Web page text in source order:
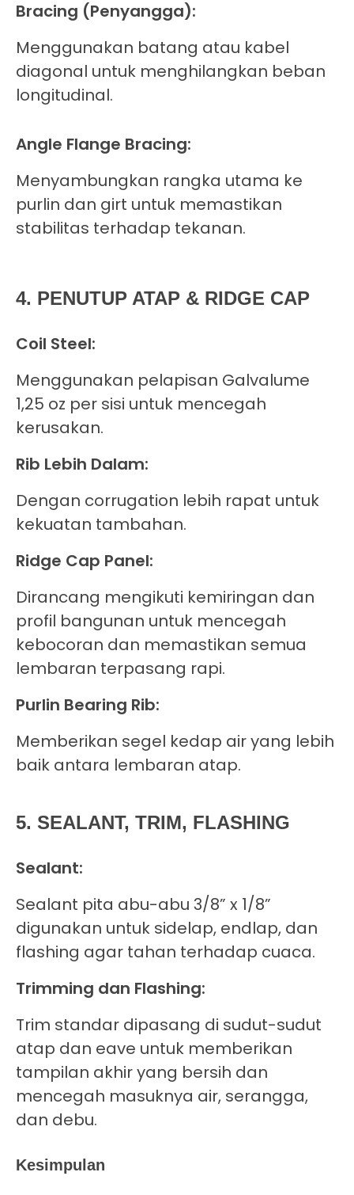
Bracing (Penyangga):
Menggunakan batang atau kabel
diagonal untuk menghilangkan beban
longitudinal.
Angle Flange Bracing:
Menyambungkan rangka utama ke
purlin dan girt untuk memastikan
stabilitas terhadap tekanan.
4. PENUTUP ATAP & RIDGE CAP
Coil Steel:
Menggunakan pelapisan Galvalume
1,25 oz per sisi untuk mencegah
kerusakan.
Rib Lebih Dalam:
Dengan corrugation lebih rapat untuk
kekuatan tambahan.
Ridge Cap Panel:
Dirancang mengikuti kemiringan dan
profil bangunan untuk mencegah
kebocoran dan memastikan semua
lembaran terpasang rapi.
Purlin Bearing Rib:
Memberikan segel kedap air yang lebih
baik antara lembaran atap.
5. SEALANT, TRIM, FLASHING
Sealant:
Sealant pita abu-abu 3/8” x 1/8”
digunakan untuk sidelap, endlap, dan
flashing agar tahan terhadap cuaca.
Trimming dan Flashing:
Trim standar dipasang di sudut-sudut
atap dan eave untuk memberikan
tampilan akhir yang bersih dan
mencegah masuknya air, serangga,
dan debu.
Kesimpulan